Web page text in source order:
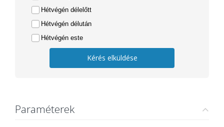
Hétvégén délelőtt
Hétvégén délután
Hétvégén este
Kérés elküldése
Paraméterek